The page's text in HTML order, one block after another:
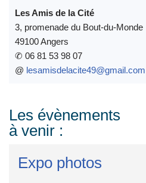
Les Amis de la Cité
3, promenade du Bout-du-Monde
49100 Angers
✆ 06 81 53 98 07
@ lesamisdelacite49@gmail.com
Les évènements
à venir :
Expo photos